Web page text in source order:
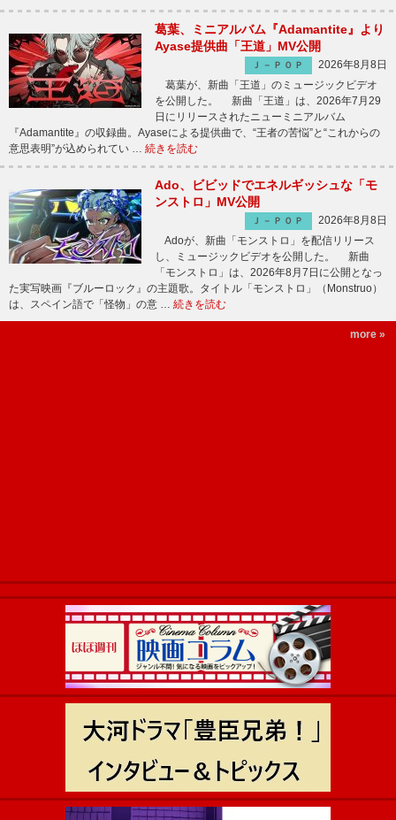
葛葉、ミニアルバム『Adamantite』より
Ayase提供曲「王道」MV公開
Ｊ－ＰＯＰ
2026年8月8日
葛葉が、新曲「王道」のミュージックビデオ
を公開した。 新曲「王道」は、2026年7月29
日にリリースされたニューミニアルバム
『Adamantite』の収録曲。Ayaseによる提供曲で、“王者の苦悩”と“これからの
意思表明”が込められてい … 続きを読む
Ado、ビビッドでエネルギッシュな「モ
ンストロ」MV公開
Ｊ－ＰＯＰ
2026年8月8日
Adoが、新曲「モンストロ」を配信リリース
し、ミュージックビデオを公開した。 新曲
「モンストロ」は、2026年8月7日に公開となっ
た実写映画『ブルーロック』の主題歌。タイトル「モンストロ」（Monstruo）
は、スペイン語で「怪物」の意 … 続きを読む
more »